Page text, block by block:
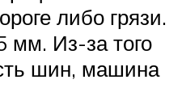
либо грязи.
мм. Из-за того
шин, машина